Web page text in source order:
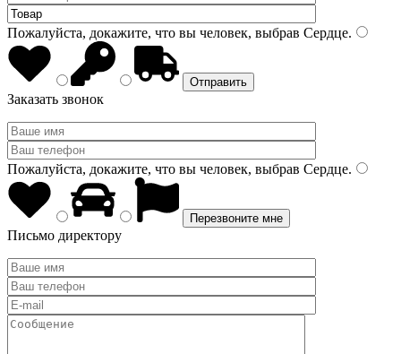
Пожалуйста, докажите, что вы человек, выбрав Сердце.
Заказать звонок
Пожалуйста, докажите, что вы человек, выбрав Сердце.
Письмо директору